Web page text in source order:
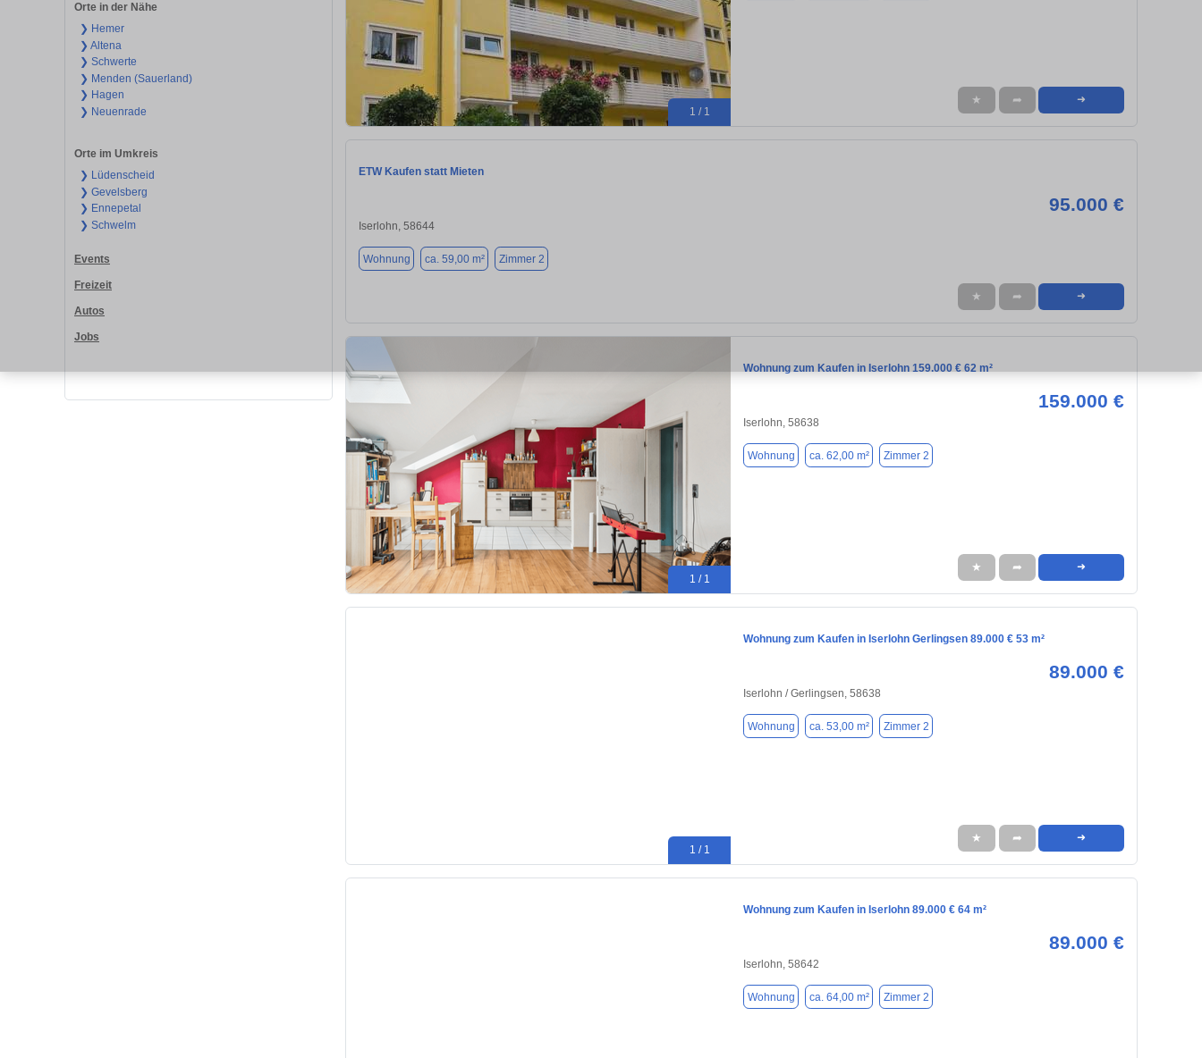
Orte in der Nähe
❯ Hemer
❯ Altena
❯ Schwerte
❯ Menden (Sauerland)
❯ Hagen
❯ Neuenrade
Orte im Umkreis
❯ Lüdenscheid
❯ Gevelsberg
❯ Ennepetal
❯ Schwelm
Events
Freizeit
Autos
Jobs
1 / 1
★ ➦ ➜
ETW Kaufen statt Mieten
95.000 €
Iserlohn, 58644
Wohnung ca. 59,00 m² Zimmer 2
★ ➦ ➜
1 / 1
Wohnung zum Kaufen in Iserlohn 159.000 € 62 m²
159.000 €
Iserlohn, 58638
Wohnung ca. 62,00 m² Zimmer 2
★ ➦ ➜
1 / 1
Wohnung zum Kaufen in Iserlohn Gerlingsen 89.000 € 53 m²
89.000 €
Iserlohn / Gerlingsen, 58638
Wohnung ca. 53,00 m² Zimmer 2
★ ➦ ➜
Wohnung zum Kaufen in Iserlohn 89.000 € 64 m²
89.000 €
Iserlohn, 58642
Wohnung ca. 64,00 m² Zimmer 2